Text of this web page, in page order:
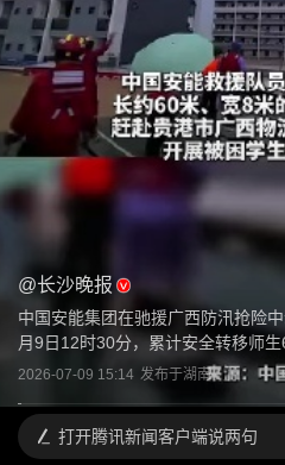
@长沙晚报
中国安能集团在驰援广西防汛抢险
月9日12时30分，累计安全转移师生
2026-07-09 15:14 发布于湖南
打开腾讯新闻客户端说两句